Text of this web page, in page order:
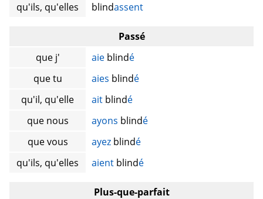
qu'ils, qu'elles
blindassent
Passé
que j'
aie blindé
que tu
aies blindé
qu'il, qu'elle
ait blindé
que nous
ayons blindé
que vous
ayez blindé
qu'ils, qu'elles
aient blindé
Plus-que-parfait